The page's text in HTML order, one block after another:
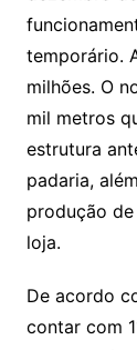
temporário.
milhões. O
mil metros
estrutura
padaria,
produção
loja.
De acordo
contar com